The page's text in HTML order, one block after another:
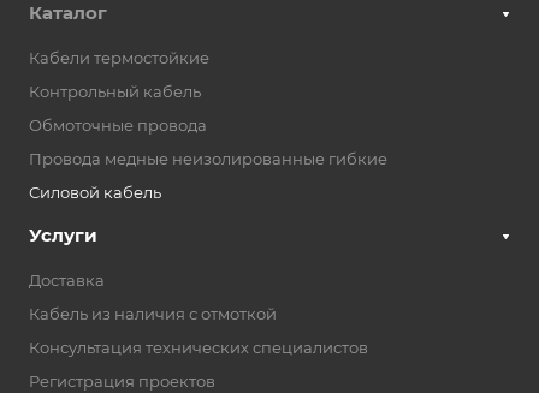
Каталог
Кабели термостойкие
Контрольный кабель
Обмоточные провода
Провода медные неизолированные гибкие
Силовой кабель
Услуги
Доставка
Кабель из наличия с отмоткой
Консультация технических специалистов
Регистрация проектов